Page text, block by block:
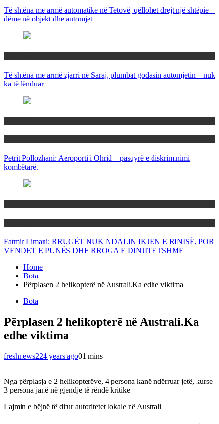
Të shtëna me armë automatike në Tetovë, qëllohet drejt një shtëpie –
dëme në objekt dhe automjet
Të shtëna me armë zjarri në Saraj, plumbat godasin automjetin – nuk
ka të lënduar
Petrit Pollozhani: Aeroporti i Ohrid – pasqyrë e diskriminimi
kombëtarë.
Fatmir Limani: RRUGËT NUK NDALIN IKJEN E RINISË, POR
VENDET E PUNËS DHE RROGA E DINJITETSHME
Home
Bota
Përplasen 2 helikopterë në Australi.Ka edhe viktima
Bota
Përplasen 2 helikopterë në Australi.Ka
edhe viktima
freshnews224 years ago01 mins
Nga përplasja e 2 helikopterëve, 4 persona kanë ndërruar jetë, kurse
3 persona janë në gjendje të rëndë kritike.
Lajmin e bëjnë të ditur autoritetet lokale në Australi